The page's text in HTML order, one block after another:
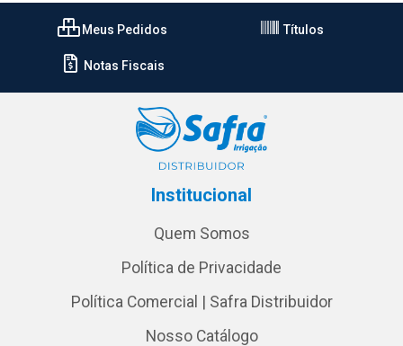
Meus Pedidos Títulos
Notas Fiscais
Institucional
Quem Somos
Política de Privacidade
Política Comercial | Safra Distribuidor
Nosso Catálogo